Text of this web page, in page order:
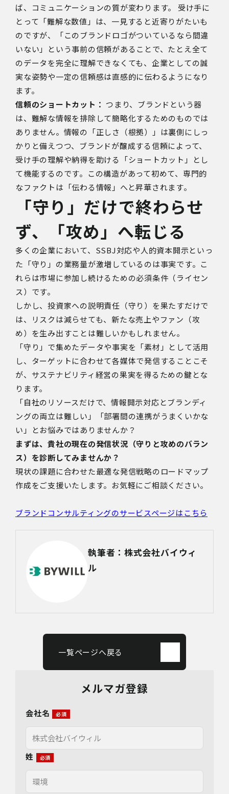
ば、コミュニケーションの質が変わります。 受け手に
とって「難解な数値」は、一見すると近寄りがたいも
のですが、「このブランドロゴがついているなら間違
いない」という事前の信頼があることで、たとえ全て
のデータを完全に理解できなくても、企業としての誠
実な姿勢や一定の信頼感は直感的に伝わるようになり
ます。
信頼のショートカット： つまり、ブランドという器
は、難解な情報を排除して簡略化するためのものでは
ありません。情報の「正しさ（根拠）」は裏側にしっ
かりと備えつつ、ブランドが醸成する信頼によって、
受け手の理解や納得を助ける「ショートカット」とし
て機能するのです。この構造があって初めて、専門的
なファクトは「伝わる情報」へと昇華されます。
「守り」だけで終わらせ
ず、「攻め」へ転じる
多くの企業において、SSBJ対応や人的資本開示といっ
た「守り」の業務量が激増しているのは事実です。こ
れらは市場に参加し続けるための必須条件（ライセン
ス）です。
しかし、投資家への説明責任（守り）を果たすだけで
は、リスクは減らせても、新たな売上やファン（攻
め）を生み出すことは難しいかもしれません。
「守り」で集めたデータや事実を「素材」として活用
し、ターゲットに合わせて各媒体で発信することこそ
が、サステナビリティ経営の果実を得るための鍵とな
ります。
「自社のリソースだけで、情報開示対応とブランディ
ングの両立は難しい」「部署間の連携がうまくいかな
い」とお悩みではありませんか？
まずは、貴社の現在の発信状況（守りと攻めのバラン
ス）を診断してみませんか？
現状の課題に合わせた最適な発信戦略のロードマップ
作成をご支援いたします。お気軽にご相談ください。
ブランドコンサルティングのサービスページはこちら
執筆者：株式会社バイウィ
ル
一覧ページへ戻る
メルマガ登録
会社名
姓